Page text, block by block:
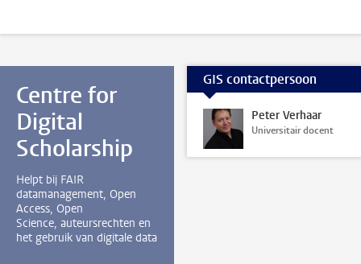
Centre for
Digital
Scholarship
Helpt bij FAIR
datamanagement, Open
Access, Open
Science, auteursrechten en
het gebruik van digitale data
GIS contactpersoon
Peter Verhaar
Universitair docent